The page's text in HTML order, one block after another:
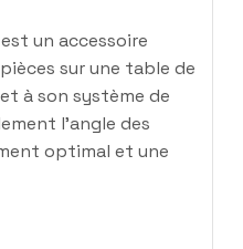
un accessoire
sur une table de
à son système de
l’angle des
optimal et une